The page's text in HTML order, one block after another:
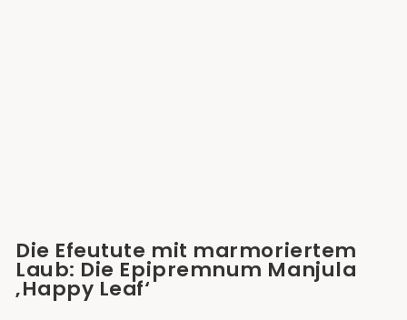
Die Efeutute mit marmoriertem
Laub: Die Epipremnum Manjula
‚Happy Leaf‘